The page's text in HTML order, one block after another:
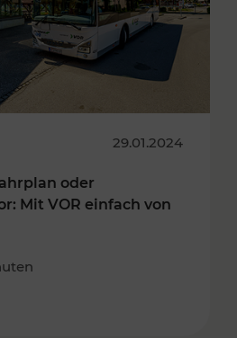
29.01.2024
oder
Mit VOR einfach von